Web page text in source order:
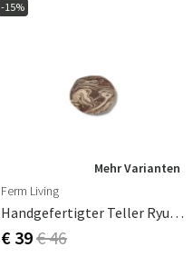
-15%
Mehr Varianten
Ferm Living
Handgefertigter Teller Ryu 18.5cm
€ 39€ 46